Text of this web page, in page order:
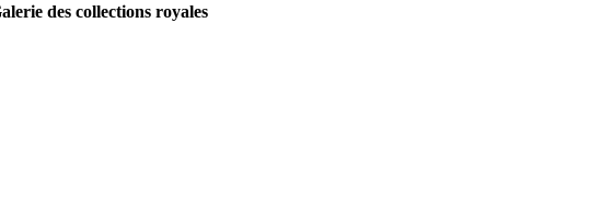
des collections royales